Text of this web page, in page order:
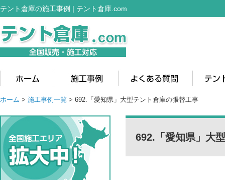
テント倉庫の施工事例 | テント倉庫.com
ホーム > 施工事例一覧 > 692.「愛知県」大型テント倉庫の張替工事
692.「愛知県」大